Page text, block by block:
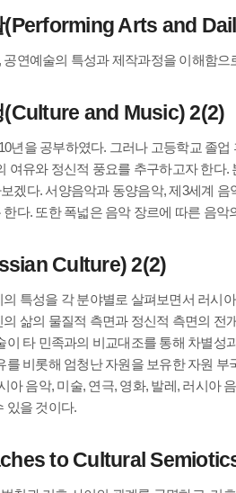
Arts and
연예술의 특성과 제작과정을 이해함
and Music) 2(2)
년을 공부하였다. 그러나 고등학교 졸
여유와 정신적 풍요를 추구하고자 한다
겠다. 서양음악과 동양음악, 제3세계
다. 또한 폭넓은 음악 장르에 따른 음
Culture) 2(2)
특성을 각 분야별로 살펴보면서 러시
삶의 물질적 측면과 정신적 측면의 전
타 민족과의 비교대조를 통해 차별성
비롯해 엄청난 자원을 보유한 자원
아 음악, 미술, 연극, 영화, 발레, 러시아
있을 것이다.
to Cultural